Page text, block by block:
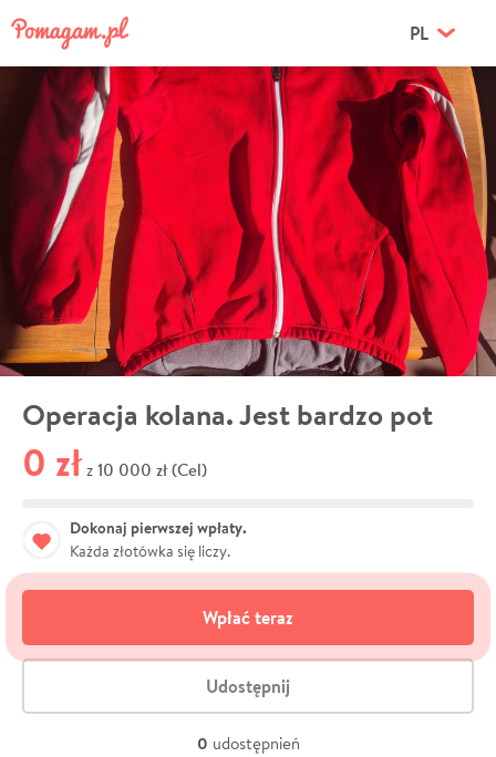
PL
Operacja kolana. Jest bardzo pot
0 zł z 10 000 zł (Cel)
Dokonaj pierwszej wpłaty.
Każda złotówka się liczy.
Wpłać teraz
Udostępnij
0 udostępnień